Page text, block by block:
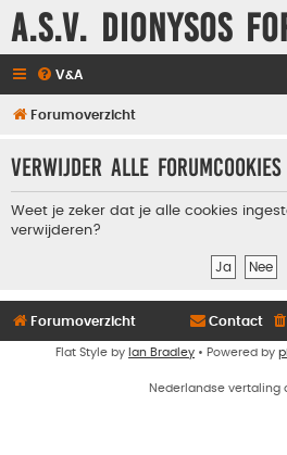
A.S.V. Dionysos
V&A
Forumoverzicht
Verwijder alle forumcookies
Weet je zeker dat je alle cookies
verwijderen?
Forumoverzicht Contact
Flat Style by Ian Bradley • Powered by
Nederlandse vertaling